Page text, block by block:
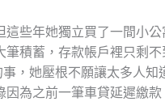
這些年她獨立買了一間小
筆積蓄，存款帳戶裡只剩
，她壓根不願讓太多人知
為之前一筆車貸延遲繳款